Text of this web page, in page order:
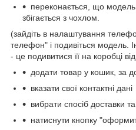
переконається, що
збігається з чохлом.
(зайдіть в налаштування
телефон" і подивіться модель.
- це подивитися її на коробці
додати товар у кошик, за
вказати свої контактні дані
вибрати спосіб доставки
натиснути кнопку